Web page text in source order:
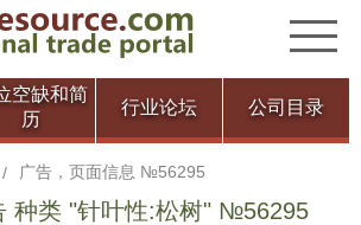
空缺和简
历
行业论坛 公司目录
/ 广告，页面信息 №56295
种类 "针叶性:松树" №56295